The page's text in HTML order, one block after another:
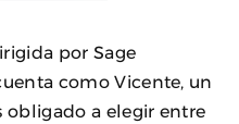
por Sage
como Vicente, un
obligado a elegir entre